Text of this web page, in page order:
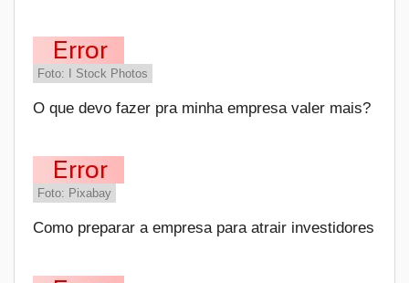
Foto: I Stock Photos
O que devo fazer pra minha empresa valer mais?
Foto: Pixabay
Como preparar a empresa para atrair investidores